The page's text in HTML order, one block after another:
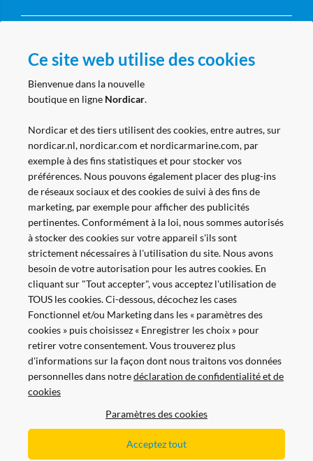
Suivez nous
Payer en toute sécurité et facilement
Ce site web utilise des cookies
Bienvenue dans la nouvelle
boutique en ligne Nordicar.
Nordicar et des tiers utilisent des cookies, entre autres, sur
nordicar.nl, nordicar.com et nordicarmarine.com, par
exemple à des fins statistiques et pour stocker vos
préférences. Nous pouvons également placer des plug-ins
de réseaux sociaux et des cookies de suivi à des fins de
marketing, par exemple pour afficher des publicités
pertinentes. Conformément à la loi, nous sommes autorisés
à stocker des cookies sur votre appareil s'ils sont
strictement nécessaires à l'utilisation du site. Nous avons
besoin de votre autorisation pour les autres cookies. En
cliquant sur "Tout accepter", vous acceptez l'utilisation de
TOUS les cookies. Ci-dessous, décochez les cases
Fonctionnel et/ou Marketing dans les « paramètres des
cookies » puis choisissez « Enregistrer les choix » pour
retirer votre consentement. Vous trouverez plus
d'informations sur la façon dont nous traitons vos données
personnelles dans notredéclaration de confidentialité et de
cookies
Paramètres des cookies
Acceptez tout